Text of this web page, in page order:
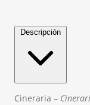
Descripción
Cineraria –